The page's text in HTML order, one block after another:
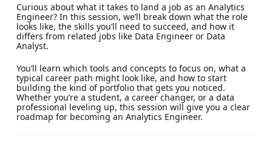
Curious about what it takes to land a job as an Analytics
Engineer? In this session, we’ll break down what the role
looks like, the skills you’ll need to succeed, and how it
differs from related jobs like Data Engineer or Data
Analyst.
You’ll learn which tools and concepts to focus on, what a
typical career path might look like, and how to start
building the kind of portfolio that gets you noticed.
Whether you’re a student, a career changer, or a data
professional leveling up, this session will give you a clear
roadmap for becoming an Analytics Engineer.